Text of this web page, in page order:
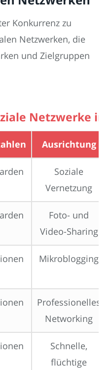
Konkurrenz zu
Netzwerken, die
und Zielgruppen
Netzwerke
Ausrichtung
Soziale
Vernetzung
Foto- und
Video-Sharing
Mikroblogging
Professionelles
Networking
Schnelle,
flüchtige